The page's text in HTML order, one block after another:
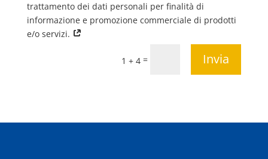
trattamento dei dati personali per finalità di
informazione e promozione commerciale di prodotti
e/o servizi.
1 + 4 = Invia